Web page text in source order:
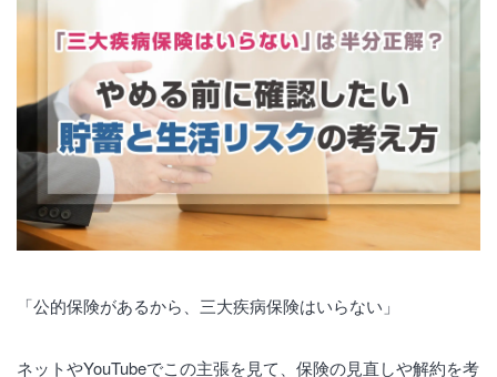
「公的保険があるから、三大疾病保険はいらない」
ネットやYouTubeでこの主張を見て、保険の見直しや解約を考